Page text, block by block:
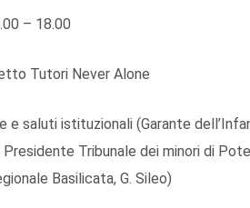
– 18.00
Tutori Never Alone
e saluti istituzionali (Garante
Tribunale dei minori di
Basilicata, G. Sileo)